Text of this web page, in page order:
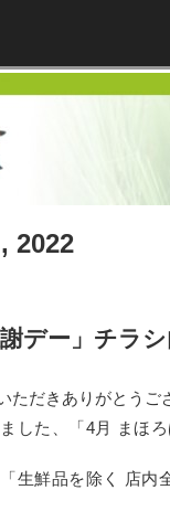
2022
デー」チラ
ただきありがとうご
した、「4月 まほ
生鮮品を除く 店内